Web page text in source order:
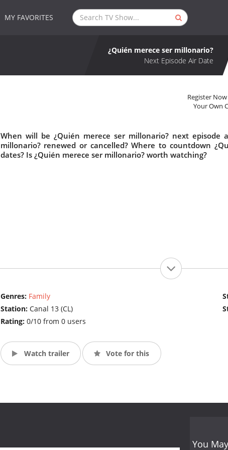
MY FAVORITES
¿Quién merece ser millonario?
Next Episode Air Date
Register
Your Own
When will be ¿Quién merece ser millonario? next episode
millonario? renewed or cancelled? Where to countdown
dates? Is ¿Quién merece ser millonario? worth watching?
Genres: Family
Station: Canal 13 (CL)
Rating: 0/10 from 0 users
Watch trailer Vote for this
You